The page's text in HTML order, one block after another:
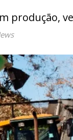
produção,